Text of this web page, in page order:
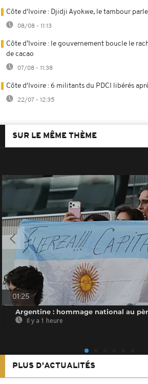
Côte d'Ivoire : Djidji Ayokwe, le tambour
08/08 - 11:13
Côte d’Ivoire : le gouvernement boucle le
de cacao
07/08 - 11:38
Côte d'Ivoire : 6 militants du PDCI libérés
22/07 - 12:35
SUR LE MÊME THÈME
01:25
Argentine : hommage national au
Il y a 1 heure
PLUS D'ACTUALITÉS